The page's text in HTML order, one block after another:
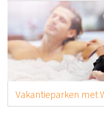
Vakantieparken met